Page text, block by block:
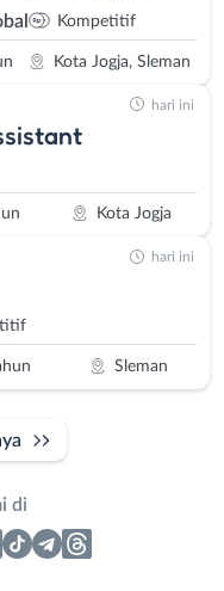
Kompetitif
Kota Jogja, Sleman
Kota Jogja
hari ini
Sleman
hari ini
di